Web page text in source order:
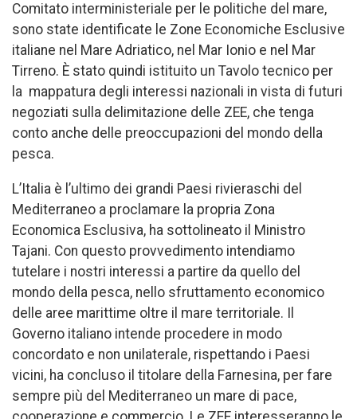
Comitato interministeriale per le politiche del mare,
sono state identificate le Zone Economiche Esclusive
italiane nel Mare Adriatico, nel Mar Ionio e nel Mar
Tirreno. È stato quindi istituito un Tavolo tecnico per
la mappatura degli interessi nazionali in vista di futuri
negoziati sulla delimitazione delle ZEE, che tenga
conto anche delle preoccupazioni del mondo della
pesca.
L’Italia è l’ultimo dei grandi Paesi rivieraschi del
Mediterraneo a proclamare la propria Zona
Economica Esclusiva, ha sottolineato il Ministro
Tajani. Con questo provvedimento intendiamo
tutelare i nostri interessi a partire da quello del
mondo della pesca, nello sfruttamento economico
delle aree marittime oltre il mare territoriale. Il
Governo italiano intende procedere in modo
concordato e non unilaterale, rispettando i Paesi
vicini, ha concluso il titolare della Farnesina, per fare
sempre più del Mediterraneo un mare di pace,